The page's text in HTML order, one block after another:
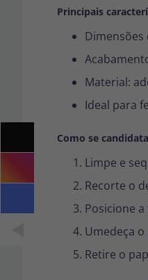
Principais
Dimensões
Material:
Ideal para
Como se
Limpe e
Recorte o
Posicione
Umedeça
Retire o